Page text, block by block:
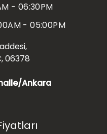
- 06:30PM
- 05:00PM
06378
Ankara